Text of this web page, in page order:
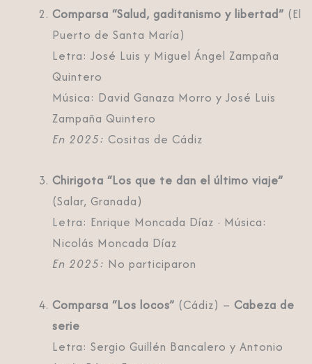
Comparsa “Salud, gaditanismo y libertad” (El
Puerto de Santa María)
Letra: José Luis y Miguel Ángel Zampaña
Quintero
Música: David Ganaza Morro y José Luis
Zampaña Quintero
En 2025: Cositas de Cádiz
Chirigota “Los que te dan el último viaje”
(Salar, Granada)
Letra: Enrique Moncada Díaz · Música:
Nicolás Moncada Díaz
En 2025: No participaron
Comparsa “Los locos” (Cádiz) – Cabeza de
serie
Letra: Sergio Guillén Bancalero y Antonio